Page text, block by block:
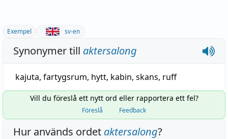
Exempel sv-en
Synonymer till aktersalong
kajuta, fartygsrum, hytt, kabin, skans, ruff
Vill du föreslå ett nytt ord eller rapportera ett fel?
Föreslå Feedback
Hur används ordet aktersalong?